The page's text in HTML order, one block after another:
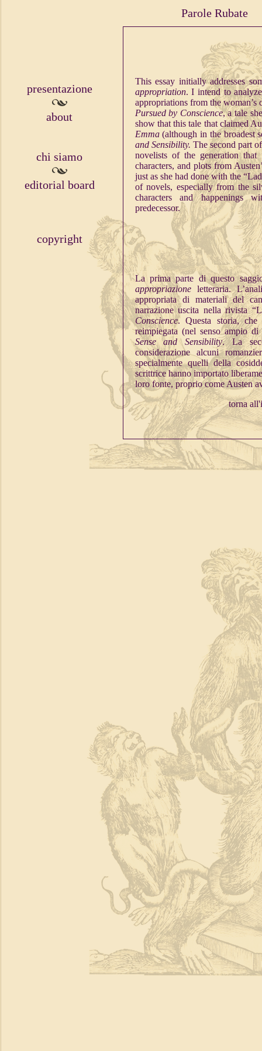
Parole Rubate
presentazione
about
chi siamo
editorial board
copyright
This essay initially addresses
appropriation. I intend to
appropriations from the
Pursued by Conscience, a tale
show that this tale that claimed
Emma(although in the broadest
and Sensibility. The second part
novelists of the generation
characters, and plots from
just as she had done with the
of novels, especially from the
characters and happenings
predecessor.
La prima parte di questo
appropriazioneletteraria.
appropriata di materiali del
narrazione uscita nella rivista
Conscience. Questa storia, che
reimpiegata (nel senso ampio
Sense and Sensibility. La
considerazione alcuni
specialmente quelli della
scrittrice hanno importato
loro fonte, proprio come Austen
torna